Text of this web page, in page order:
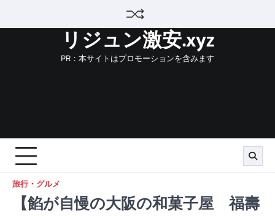
リジュン激安.xyz
PR：本サイトはプロモーションを含みます
旅行・グルメ
【餡が自慢の大阪の和菓子屋 福壽